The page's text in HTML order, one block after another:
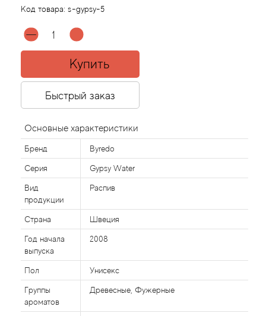
Код товара: s-gypsy-5
Купить
Быстрый заказ
Основные характеристики
Бренд Byredo
Серия Gypsy Water
Вид
продукции
Распив
Страна Швеция
Год начала
выпуска
2008
Пол Унисекс
Группы
ароматов
Древесные, Фужерные
Agonist
Al Haramain
Al Jazeera
Alaia Paris
Alexander McQueen
Alexandre Barthet
Alexandre J